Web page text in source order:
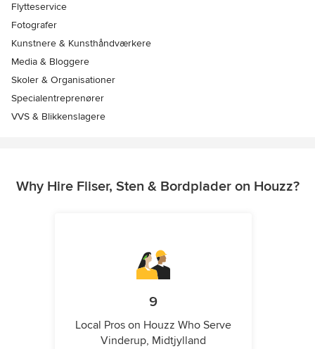
Flytteservice
Fotografer
Kunstnere & Kunsthåndværkere
Media & Bloggere
Skoler & Organisationer
Specialentreprenører
VVS & Blikkenslagere
Why Hire Fliser, Sten & Bordplader on Houzz?
9
Local Pros on Houzz Who Serve
Vinderup, Midtjylland